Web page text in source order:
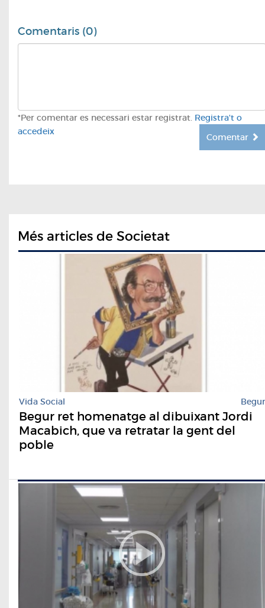
Comentaris (0)
*Per comentar es necessari estar registrat. Registra't o
accedeix
Comentar
Més articles de Societat
Vida Social Begur
Begur ret homenatge al dibuixant Jordi
Macabich, que va retratar la gent del
poble